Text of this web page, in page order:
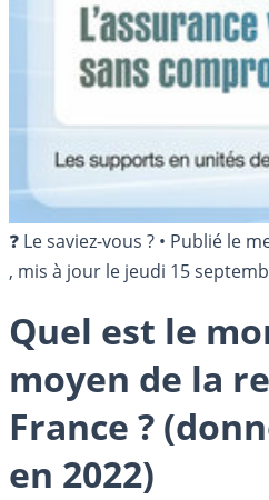
❓ Le saviez-vous ? • Publié le
, mis à jour le jeudi 15
Quel est le
moyen de la
France ?
en 2022)